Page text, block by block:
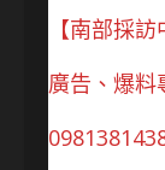
【南部採訪
廣告、爆料